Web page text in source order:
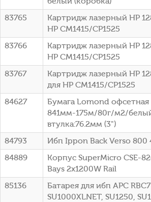
83765
Картридж лазерный HP
HP CM1415/CP1525
83766
Картридж лазерный HP
HP CM1415/CP1525
83767
Картридж лазерный HP
для HP CM1415/CP1525
84627
Бумага Lomond
841мм-175м/80г/м2/
втулка:76.2мм (3")
84793
Ибп Ippon Back Verso 800
84889
Корпус SuperMicro CSE-
Bays 2x1200W Rail
85136
Батарея для ибп APC
SU1000XLNET, SU1250,